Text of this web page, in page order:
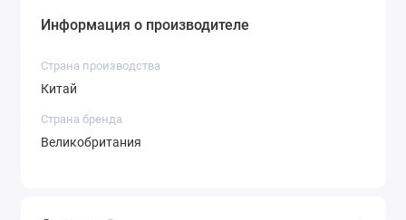
Информация о производителе
Страна производства
Китай
Страна бренда
Великобритания